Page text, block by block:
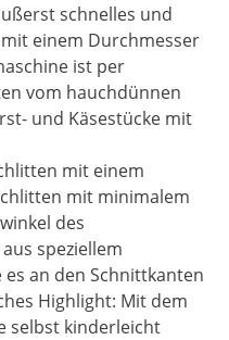
schnelles und
einem Durchmesser
ist per
vom hauchdünnen
und Käsestücke mit
mit einem
mit minimalem
des
speziellem
an den Schnittkanten
Highlight: Mit dem
selbst kinderleicht